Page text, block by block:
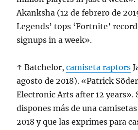
Akanksha (12 de febrero de
Legends’ tops ‘Fortnite’
signups in a week».
↑ Batchelor,camiseta raptors
agosto de 2018). «Patrick
Electronic Arts after 12 years».
dispones más de una
2018 y que las exprimes para